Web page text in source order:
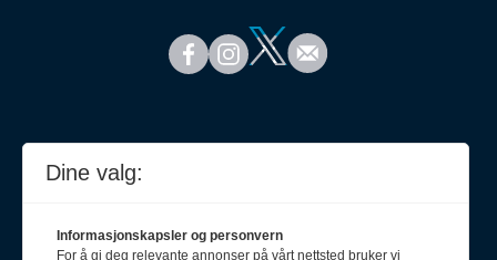
Dine valg:
Informasjonskapsler og personvern
For å gi deg relevante annonser på vårt nettsted bruker vi